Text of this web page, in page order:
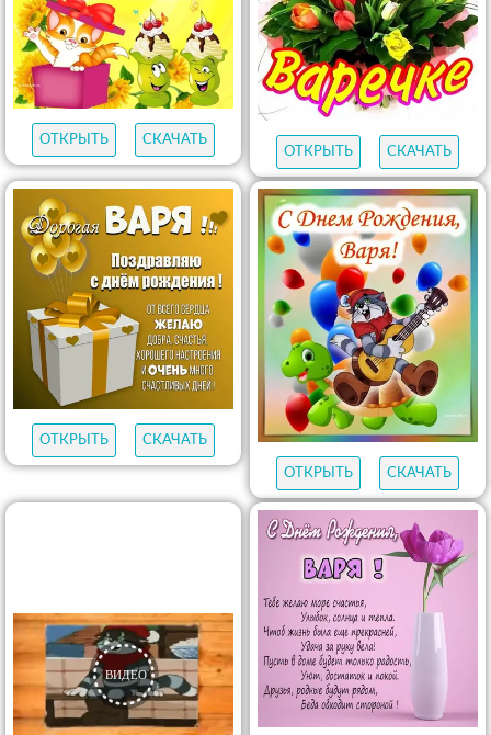
ОТКРЫТЬ
СКАЧАТЬ
ОТКРЫТЬ
СКАЧАТЬ
ОТКРЫТЬ СКАЧАТЬ
ОТКРЫТЬ СКАЧАТЬ